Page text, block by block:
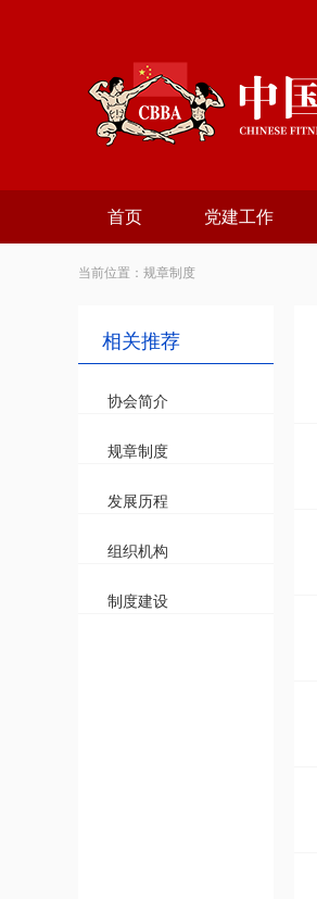
首页 党建工作
当前位置：规章制度
相关推荐
协会简介
规章制度
发展历程
组织机构
制度建设